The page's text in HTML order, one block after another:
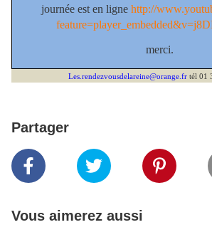
journée est en ligne http://
merci.
Les.rendezvousdelareine@orange.fr tél 01
Partager
Vous aimerez aussi